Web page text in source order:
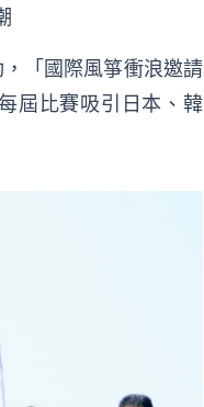
「國際風箏衝浪邀請
屆比賽吸引日本、韓